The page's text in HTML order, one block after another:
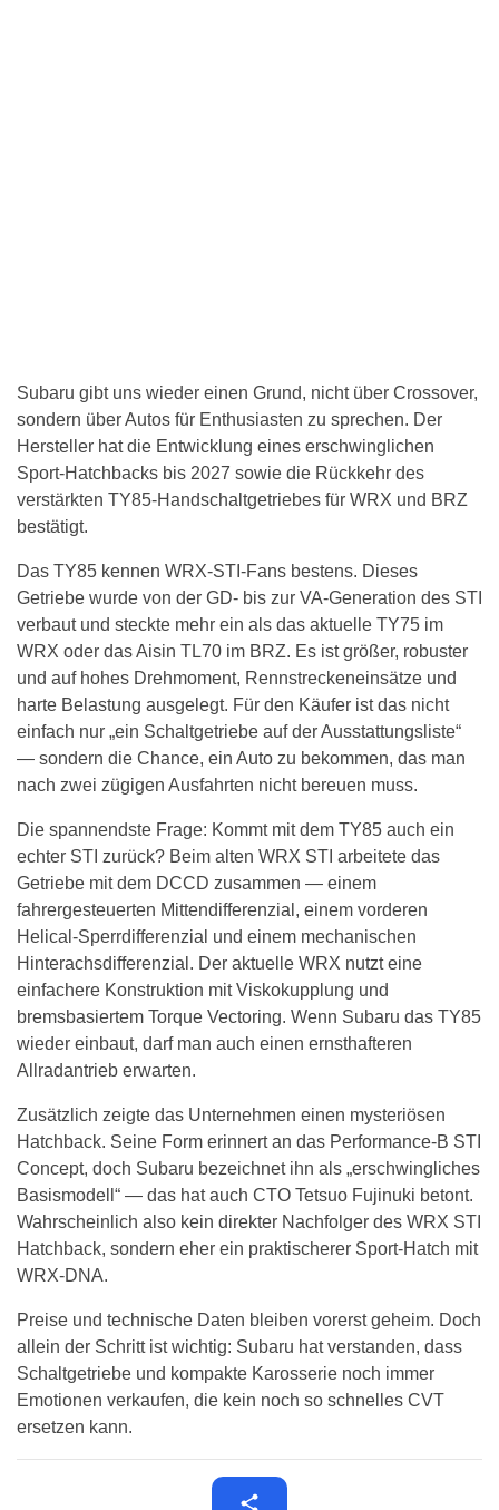
Subaru gibt uns wieder einen Grund, nicht über Crossover,
sondern über Autos für Enthusiasten zu sprechen. Der
Hersteller hat die Entwicklung eines erschwinglichen
Sport-Hatchbacks bis 2027 sowie die Rückkehr des
verstärkten TY85-Handschaltgetriebes für WRX und BRZ
bestätigt.
Das TY85 kennen WRX-STI-Fans bestens. Dieses
Getriebe wurde von der GD- bis zur VA-Generation des STI
verbaut und steckte mehr ein als das aktuelle TY75 im
WRX oder das Aisin TL70 im BRZ. Es ist größer, robuster
und auf hohes Drehmoment, Rennstreckeneinsätze und
harte Belastung ausgelegt. Für den Käufer ist das nicht
einfach nur „ein Schaltgetriebe auf der Ausstattungsliste“
— sondern die Chance, ein Auto zu bekommen, das man
nach zwei zügigen Ausfahrten nicht bereuen muss.
Die spannendste Frage: Kommt mit dem TY85 auch ein
echter STI zurück? Beim alten WRX STI arbeitete das
Getriebe mit dem DCCD zusammen — einem
fahrergesteuerten Mittendifferenzial, einem vorderen
Helical-Sperrdifferenzial und einem mechanischen
Hinterachsdifferenzial. Der aktuelle WRX nutzt eine
einfachere Konstruktion mit Viskokupplung und
bremsbasiertem Torque Vectoring. Wenn Subaru das TY85
wieder einbaut, darf man auch einen ernsthafteren
Allradantrieb erwarten.
Zusätzlich zeigte das Unternehmen einen mysteriösen
Hatchback. Seine Form erinnert an das Performance-B STI
Concept, doch Subaru bezeichnet ihn als „erschwingliches
Basismodell“ — das hat auch CTO Tetsuo Fujinuki betont.
Wahrscheinlich also kein direkter Nachfolger des WRX STI
Hatchback, sondern eher ein praktischerer Sport-Hatch mit
WRX-DNA.
Preise und technische Daten bleiben vorerst geheim. Doch
allein der Schritt ist wichtig: Subaru hat verstanden, dass
Schaltgetriebe und kompakte Karosserie noch immer
Emotionen verkaufen, die kein noch so schnelles CVT
ersetzen kann.